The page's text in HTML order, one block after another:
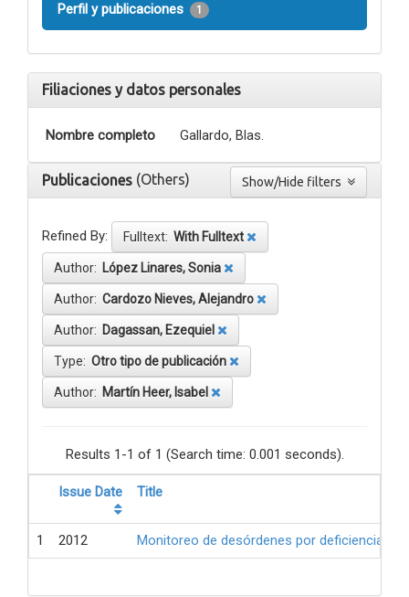
Perfil y publicaciones 1
Filiaciones y datos personales
Nombre completo Gallardo, Blas.
Publicaciones (Others)
Refined By: Fulltext: With Fulltext
Author: López Linares, Sonia
Author: Cardozo Nieves, Alejandro
Author: Dagassan, Ezequiel
Type: Otro tipo de publicación
Author: Martín Heer, Isabel
Results 1-1 of 1 (Search time: 0.001 seconds).
Issue Date Title
1 2012 Monitoreo de desórdenes por deficiencia